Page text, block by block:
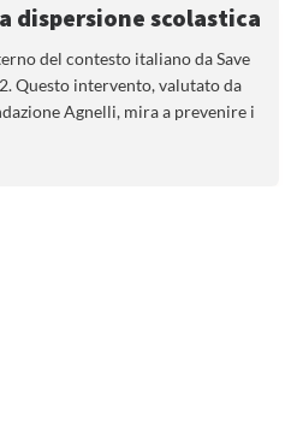
dispersione scolastica
del contesto italiano da Save
Questo intervento, valutato da
Agnelli, mira a prevenire i